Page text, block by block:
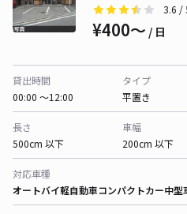
3.6 /
¥400〜 / 日
貸出時間
00:00 〜12:00
タイプ
平置き
長さ
500cm 以下
車幅
200cm 以下
対応車種
オートバイ軽自動車コンパクトカー中型